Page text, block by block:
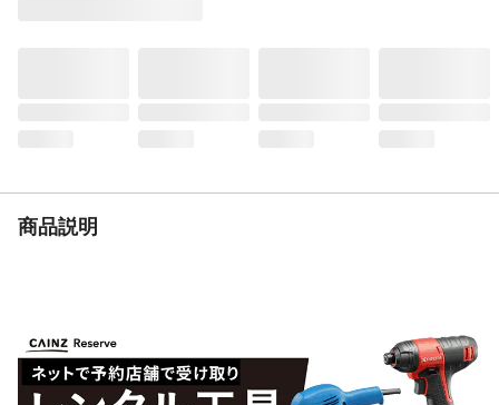
うすめ方
5%
乾燥時間
塗り面積
保管上の注意
ふたをしっかりと閉め、直射日光の当たら
ない場所で水平に保管してください。40℃
商品説明